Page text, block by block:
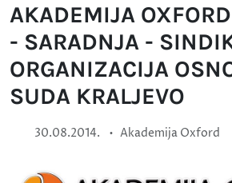
AKADEMIJA
- SARADNJA -
ORGANIZACIJA
SUDA KRALJEVO
30.08.2014. • Akademija Oxford